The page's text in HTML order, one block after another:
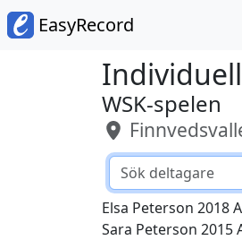
EasyRecord
WSK-spelen
Elsa Peterson 2018
Sara Peterson 2015